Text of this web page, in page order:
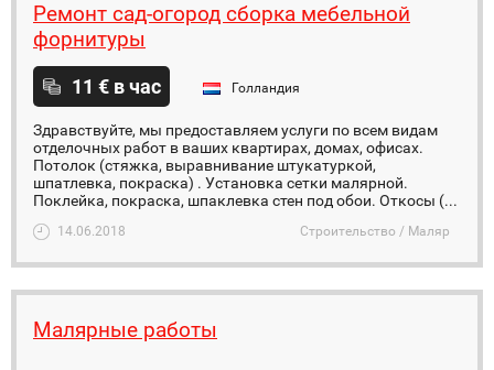
Ремонт сад-огород сборка мебельной
форнитуры
11 € в час Голландия
Здравствуйте, мы предоставляем услуги по всем видам
отделочных работ в ваших квартирах, домах, офисах.
Потолок (стяжка, выравнивание штукатуркой,
шпатлевка, покраска) . Установка сетки малярной.
Поклейка, покраска, шпаклевка стен под обои. Откосы (...
14.06.2018 Строительство / Маляр
Малярные работы